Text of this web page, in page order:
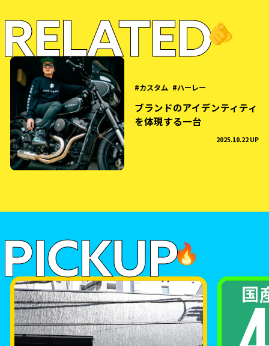
RELATED🫵
カスタム ハーレー
ブランドのアイデンティティ
を体現する一台
2025.10.22 UP
PICKUP🔥